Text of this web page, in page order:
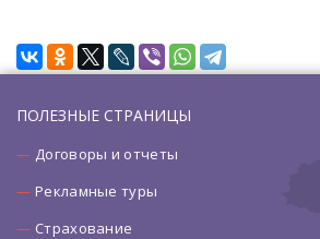
ПОЛЕЗНЫЕ СТРАНИЦЫ
Договоры и отчеты
Рекламные туры
Страхование